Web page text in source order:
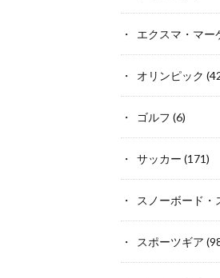
エクスマ・マー
オリンピック
ゴルフ (6)
サッカー (171)
スノーボード・
スポーツギア